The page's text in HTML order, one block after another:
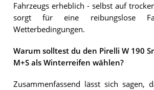
Fahrzeugs erheblich - selbst auf
sorgt für eine reibungslose
Wetterbedingungen.
Warum solltest du den Pirelli W 190
M+S als Winterreifen wählen?
Zusammenfassend lässt sich sagen,